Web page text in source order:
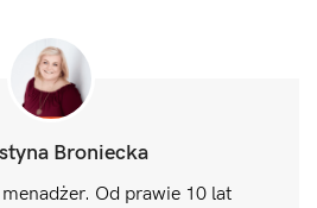
Broniecka
Od prawie 10 lat